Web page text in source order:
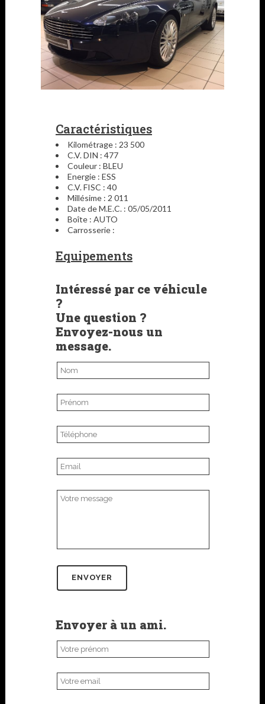
Caractéristiques
Kilométrage : 23 500
C.V. DIN : 477
Couleur : BLEU
Energie : ESS
C.V. FISC : 40
Millésime : 2 011
Date de M.E.C. : 05/05/2011
Boîte : AUTO
Carrosserie :
Equipements
Intéressé par ce véhicule
?
Une question ?
Envoyez-nous un
message.
Envoyer à un ami.